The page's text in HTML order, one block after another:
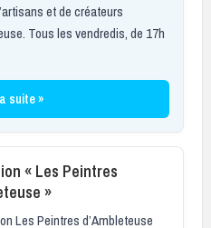
et de créateurs
Tous les vendredis, de 17h
suite »
« Les Peintres
»
Les Peintres d’Ambleteuse